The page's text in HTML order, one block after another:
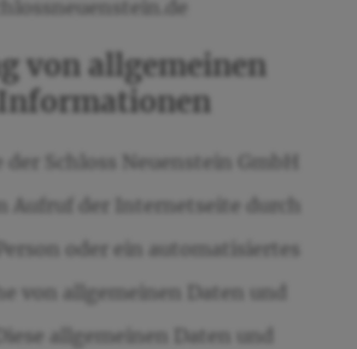
von allgemeinen
Schloss Neuenstein GmbH
Aufruf der Internetseite durch
oder ein automatisiertes
von allgemeinen Daten und
allgemeinen Daten und